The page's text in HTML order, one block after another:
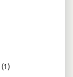
(1)